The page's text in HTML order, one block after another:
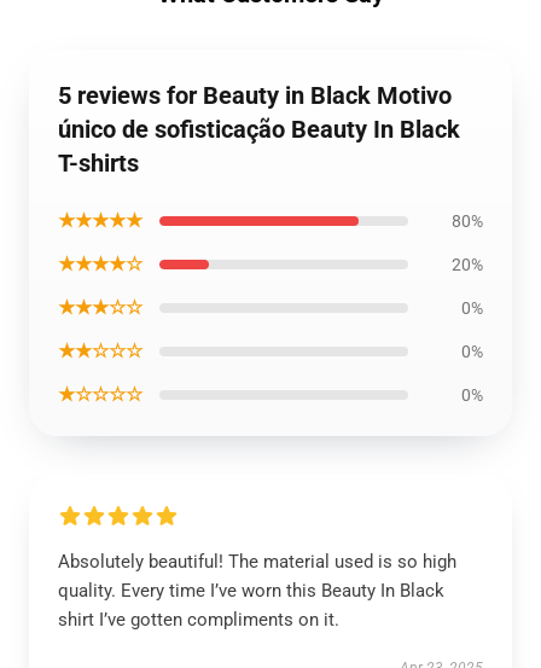
5 reviews for Beauty in Black Motivo
único de sofisticação Beauty In Black
T-shirts
★★★★★ 80%
★★★★☆ 20%
★★★☆☆ 0%
★★☆☆☆ 0%
★☆☆☆☆ 0%
Absolutely beautiful! The material used is so high
quality. Every time I’ve worn this Beauty In Black
shirt I’ve gotten compliments on it.